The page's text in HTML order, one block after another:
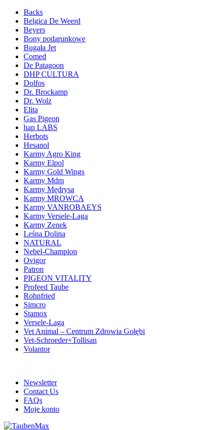
Backs
Belgica De Weerd
Beyers
Bony podarunkowe
Bugała Jet
Comed
De Patagoon
DHP CULTURA
Dolfos
Dr. Brockamp
Dr. Wolz
Elita
Gas Pigeon
hap LABS
Herbots
Hesanol
Karmy Agro King
Karmy Elpol
Karmy Gold Wings
Karmy Mdm
Karmy Mędrysa
Karmy MROWCA
Karmy VANROBAEYS
Karmy Versele-Laga
Karmy Zenek
Leśna Dolina
NATURAL
Nebel-Champion
Ovigor
Patron
PIGEON VITALITY
Profeed Taube
Rohnfried
Simcro
Stamox
Versele-Laga
Vet Animal – Centrum Zdrowia Gołębi
Vet-Schroeder+Tollisan
Volantor
Newsletter
Contact Us
FAQs
Moje konto